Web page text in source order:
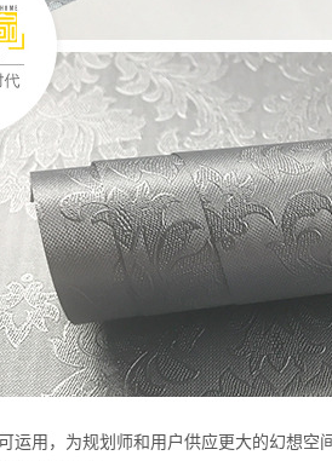
用，为规划师和用户供应更大的幻想空间